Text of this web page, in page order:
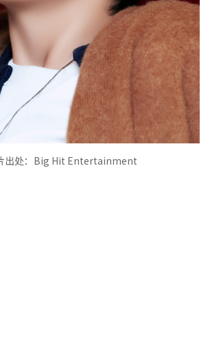
出处：Big Hit Entertainment